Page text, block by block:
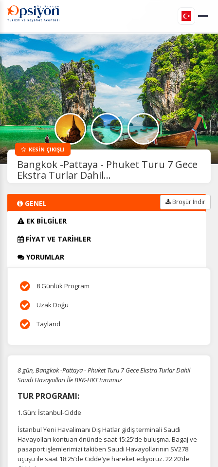
KESİN ÇIKIŞLI
Bangkok -Pattaya - Phuket Turu 7 Gece
Ekstra Turlar Dahil...
GENEL
EK BİLGİLER
FİYAT VE TARİHLER
YORUMLAR
Broşür İndir
8 Günlük Program
Uzak Doğu
Tayland
8 gün, Bangkok -Pattaya - Phuket Turu 7 Gece Ekstra Turlar Dahil
Saudi Havayolları İle BKK-HKT turumuz
TUR PROGRAMI:
1.Gün: İstanbul-Cidde
İstanbul Yeni Havalimanı Dış Hatlar gidiş terminali Saudi
Havayolları kontuarı önünde saat 15:25’de buluşma. Bagaj ve
pasaport işlemlerimizi takiben Saudi Havayollarının SV278
uçuşu ile saat 18:25’de Cidde’ye hareket ediyoruz. 22:20’de